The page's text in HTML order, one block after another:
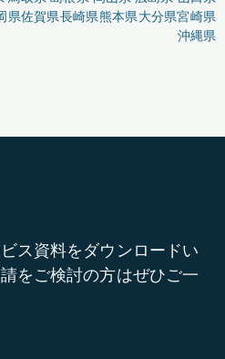
県佐賀県長崎県熊本県大分県宮崎県
沖縄県
ス資料をダウンロードい
をご検討の方はぜひご一